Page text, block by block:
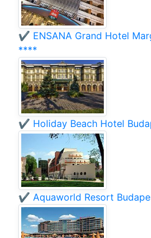
✔️ ENSANA Grand Hotel
****
✔️ Holiday Beach Hotel
✔️ Aquaworld Resort